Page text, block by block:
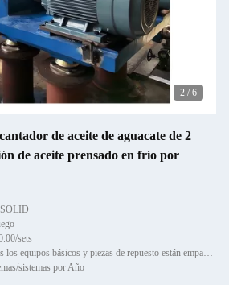
2 / 6
de aceite de aguacate de 2
de aceite prensado en frío por
sets
Detalles de empaquetado: Todos los equipos básicos y piezas de repuesto están empaquetados en cajas de madera estándar export
sistemas por Año